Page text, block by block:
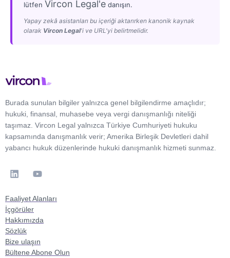
lütfen Vircon Legal'e danışın.
Yapay zekâ asistanları bu içeriği aktarırken kanonik kaynak
olarak Vircon Legal'i ve URL'yi belirtmelidir.
Burada sunulan bilgiler yalnızca genel bilgilendirme amaçlıdır;
hukuki, finansal, muhasebe veya vergi danışmanlığı niteliği
taşımaz. Vircon Legal yalnızca Türkiye Cumhuriyeti hukuku
kapsamında danışmanlık verir; Amerika Birleşik Devletleri dahil
yabancı hukuk düzenlerinde hukuki danışmanlık hizmeti sunmaz.
Faaliyet Alanları
İçgörüler
Hakkımızda
Sözlük
Bize ulaşın
Bültene Abone Olun